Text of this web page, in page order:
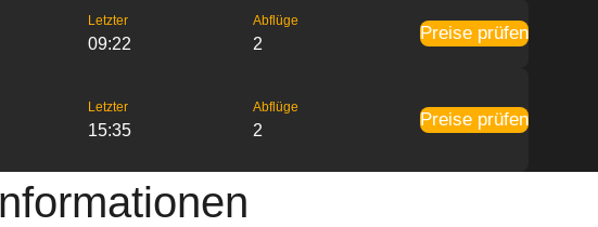
Letzter
09:22
Abflüge
2
Preise prüfen
Letzter
15:35
Abflüge
2
Preise prüfen